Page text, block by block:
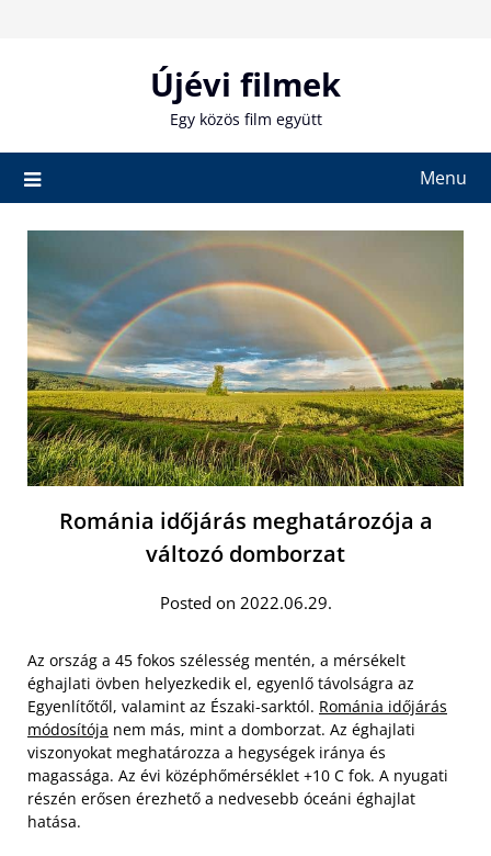
Újévi filmek
Egy közös film együtt
Menu
Románia időjárás meghatározója a
változó domborzat
Posted on 2022.06.29.
Az ország a 45 fokos szélesség mentén, a mérsékelt
éghajlati övben helyezkedik el, egyenlő távolságra az
Egyenlítőtől, valamint az Északi-sarktól. Románia időjárás
módosítója nem más, mint a domborzat. Az éghajlati
viszonyokat meghatározza a hegységek iránya és
magassága. Az évi középhőmérséklet +10 C fok. A nyugati
részén erősen érezhető a nedvesebb óceáni éghajlat
hatása.